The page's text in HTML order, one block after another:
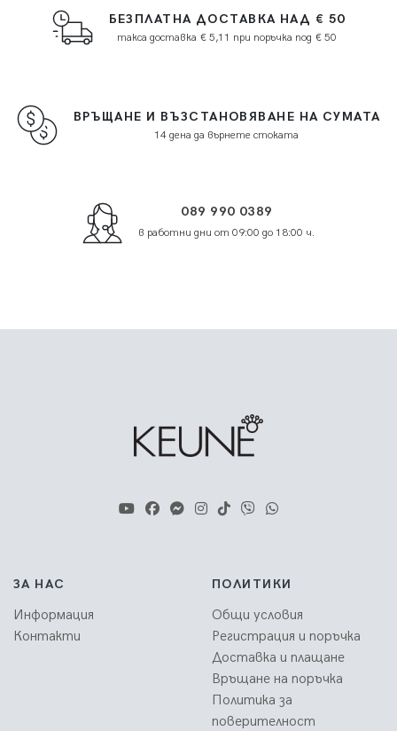
БЕЗПЛАТНА ДОСТАВКА НАД € 50
такса доставка € 5,11 при поръчка под € 50
ВРЪЩАНЕ И ВЪЗСТАНОВЯВАНЕ НА СУМАТА
14 дена да върнете стоката
089 990 0389
в работни дни от 09:00 до 18:00 ч.
ЗА НАС
Информация
Контакти
ПОЛИТИКИ
Общи условия
Регистрация и поръчка
Доставка и плащане
Връщане на поръчка
Политика за
поверителност